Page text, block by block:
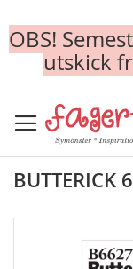
OBS!
utskick
to
Content
BUTTERICK